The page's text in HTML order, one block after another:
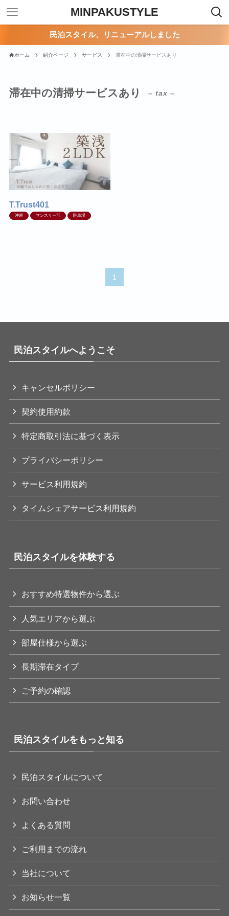
MINPAKUSTYLE
民泊スタイル、リニューアルしました
ホーム 紹介ページ サービス 滞在中の清掃サービスあり
滞在中の清掃サービスあり – tax –
T.Trust401
沖縄 マンスリー可 駐車場
1
民泊スタイルへようこそ
キャンセルポリシー
契約使用約款
特定商取引法に基づく表示
プライバシーポリシー
サービス利用規約
タイムシェアサービス利用規約
民泊スタイルを体験する
おすすめ特選物件から選ぶ
人気エリアから選ぶ
部屋仕様から選ぶ
長期滞在タイプ
ご予約の確認
民泊スタイルをもっと知る
民泊スタイルについて
お問い合わせ
よくある質問
ご利用までの流れ
当社について
お知らせ一覧